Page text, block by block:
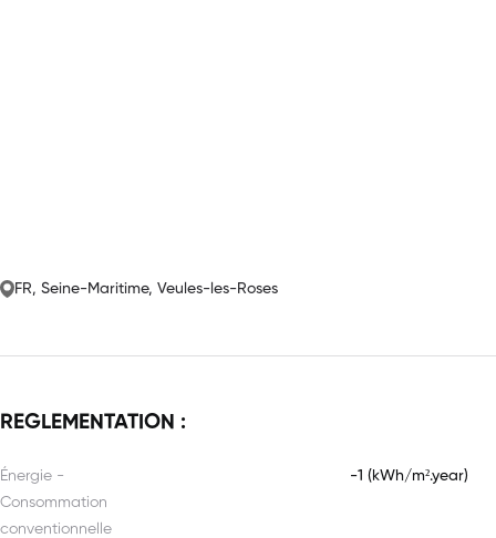
FR, Seine-Maritime, Veules-les-Roses
REGLEMENTATION :
Énergie -
Consommation
conventionnelle
-1 (kWh/m².year)